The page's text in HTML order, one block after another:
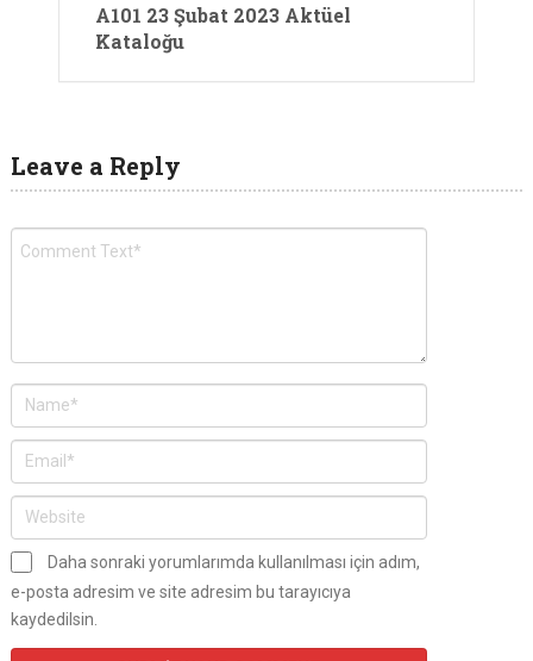
A101 23 Şubat 2023 Aktüel
Kataloğu
Leave a Reply
Daha sonraki yorumlarımda kullanılması için adım,
e-posta adresim ve site adresim bu tarayıcıya
kaydedilsin.